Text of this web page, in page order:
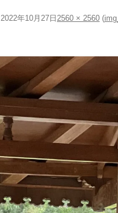
2022年10月27日 2560 × 2560 (